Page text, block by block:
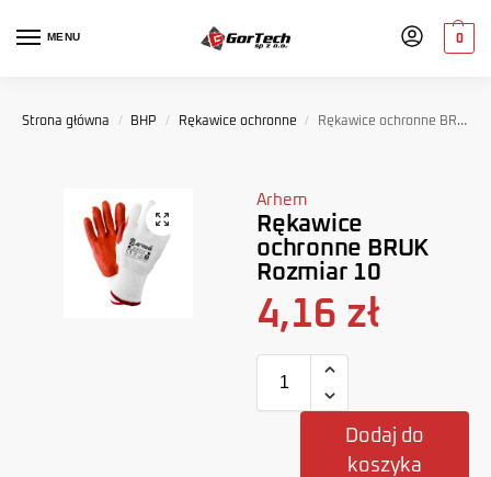
MENU 0
Strona główna / BHP / Rękawice ochronne / Rękawice ochronne BRUK Rozmiar 10
Arhem
Rękawice
ochronne BRUK
Rozmiar 10
4,16 zł
Dodaj do
koszyka